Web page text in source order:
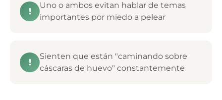
!
Uno o ambos evitan hablar de temas
importantes por miedo a pelear
!
Sienten que están "caminando sobre
cáscaras de huevo" constantemente